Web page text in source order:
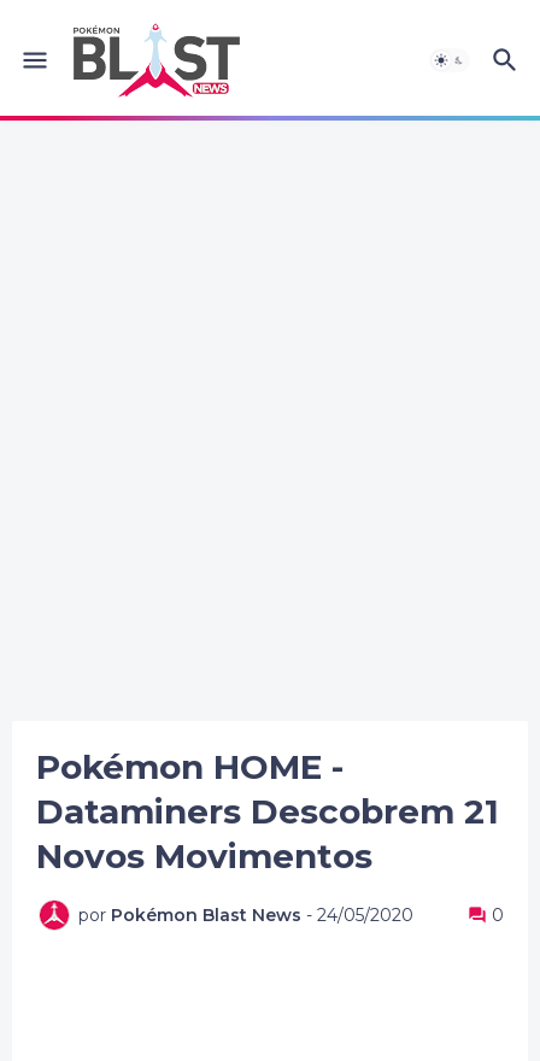
Pokémon HOME -
Dataminers Descobrem 21
Novos Movimentos
por Pokémon Blast News - 24/05/2020 0